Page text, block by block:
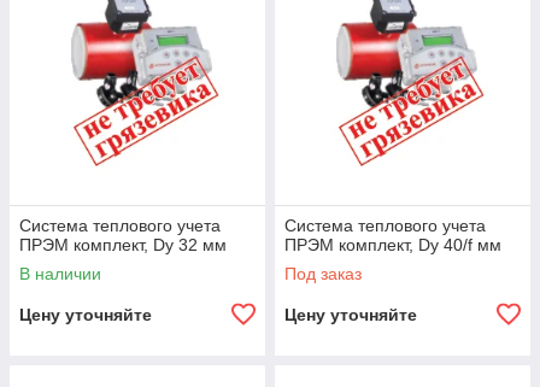
Система теплового учета
ПРЭМ комплект, Dy 32 мм
В наличии
Цену уточняйте
Система теплового учета
ПРЭМ комплект, Dy 40/f мм
Под заказ
Цену уточняйте